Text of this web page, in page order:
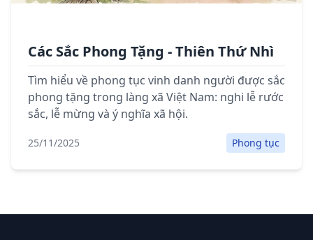
Các Sắc Phong Tặng - Thiên Thứ Nhì
Tìm hiểu về phong tục vinh danh người được sắc
phong tặng trong làng xã Việt Nam: nghi lễ rước
sắc, lễ mừng và ý nghĩa xã hội.
25/11/2025 Phong tục